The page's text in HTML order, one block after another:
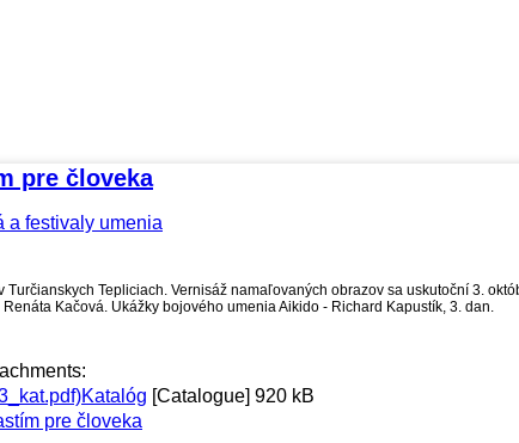
pre človeka
a festivaly umenia
Turčianskych Tepliciach. Vernisáž namaľovaných obrazov sa uskutoční 3.
Kačová. Ukážky bojového umenia Aikido - Richard Kapustík, 3. dan.
Katalóg [Catalogue] 920 kB
pre človeka